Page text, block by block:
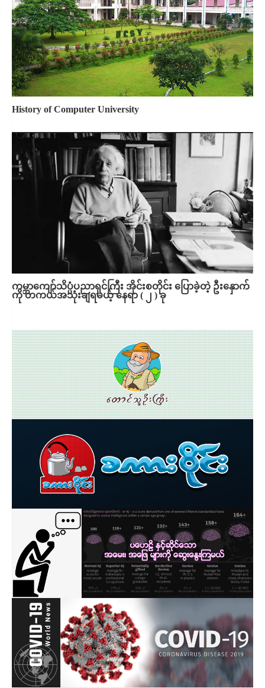
History of Computer University
ကမ္ဘာကျော်သိပ္ပံပညာရှင်ကြီး အိုင်းစတိုင်း ပြောခဲ့တဲ့ ဦးနှောက်
ကို တကယ်အသုံးချရမယ့် နေရာ ( ၂ ) ခု